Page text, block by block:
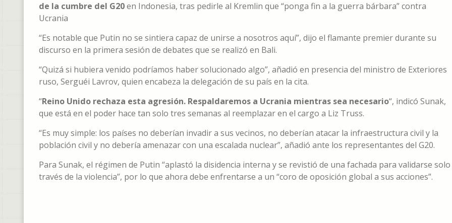
de la cumbre del G20en Indonesia, tras pedirle al Kremlin que “ponga fin a la guerra bárbara” contra
Ucrania
“Es notable que Putin no se sintiera capaz de unirse a nosotros aquí”, dijo el flamante premier durante su
discurso en la primera sesión de debates que se realizó en Bali.
“Quizá si hubiera venido podríamos haber solucionado algo”, añadió en presencia del ministro de Exteriores
ruso, Serguéi Lavrov, quien encabeza la delegación de su país en la cita.
“Reino Unido rechaza esta agresión. Respaldaremos a Ucrania mientras sea necesario“, indicó Sunak,
que está en el poder hace tan solo tres semanas al reemplazar en el cargo a Liz Truss.
“Es muy simple: los países no deberían invadir a sus vecinos, no deberían atacar la infraestructura civil y la
población civil y no debería amenazar con una escalada nuclear”, añadió ante los representantes del G20.
Para Sunak, el régimen de Putin “aplastó la disidencia interna y se revistió de una fachada para validarse solo
través de la violencia”, por lo que ahora debe enfrentarse a un “coro de oposición global a sus acciones”.